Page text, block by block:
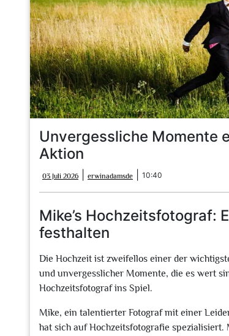
Unvergessliche Momente
Aktion
03 Juli 2026
Juli
2026
erwinadamsde erwinadamsde
10:40
Mike’s Hochzeitsfotograf:
festhalten
Die Hochzeit ist zweifellos einer der
und unvergesslicher Momente, die es wert
Hochzeitsfotograf ins Spiel.
Mike, ein talentierter Fotograf mit einer
hat sich auf Hochzeitsfotografie